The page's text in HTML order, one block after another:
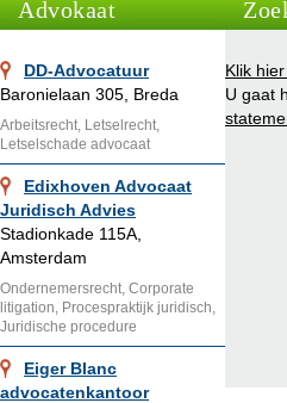
Advokaat
DD-Advocatuur
Baronielaan 305, Breda
Arbeitsrecht, Letselrecht,
Letselschade advocaat
Edixhoven Advocaat
Juridisch Advies
Stadionkade 115A,
Amsterdam
Ondernemersrecht, Corporate
litigation, Procespraktijk juridisch,
Juridische procedure
Eiger Blanc
advocatenkantoor
Klik
U gaat